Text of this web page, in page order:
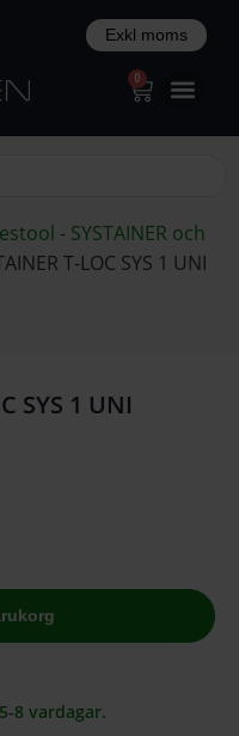
0
- SYSTAINER och
T-LOC SYS 1 UNI
SYS 1 UNI
8 vardagar.